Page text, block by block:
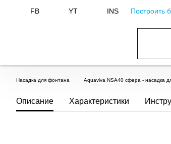
FB YT INS Построить
Насадка для фонтана Aquaviva NSA40 cфера - насадка
Описание Характеристики